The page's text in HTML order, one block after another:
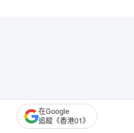
在Google
追蹤《香港01》